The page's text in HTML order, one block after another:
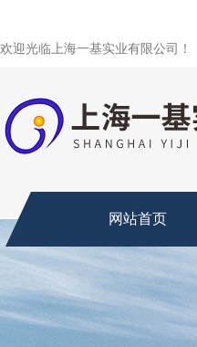
欢迎光临上海一基实业有限公司！
网站首页